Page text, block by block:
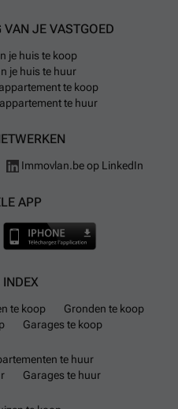
VAN JE VASTGOED
je huis te koop
je huis te huur
te koop
te huur
Immovlan.be op LinkedIn
APP
te koop
Gronden te koop
Garages te koop
te huur
Garages te huur